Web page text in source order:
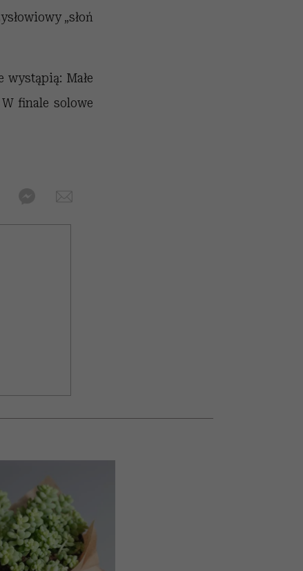
„słoń
Małe
finale solowe